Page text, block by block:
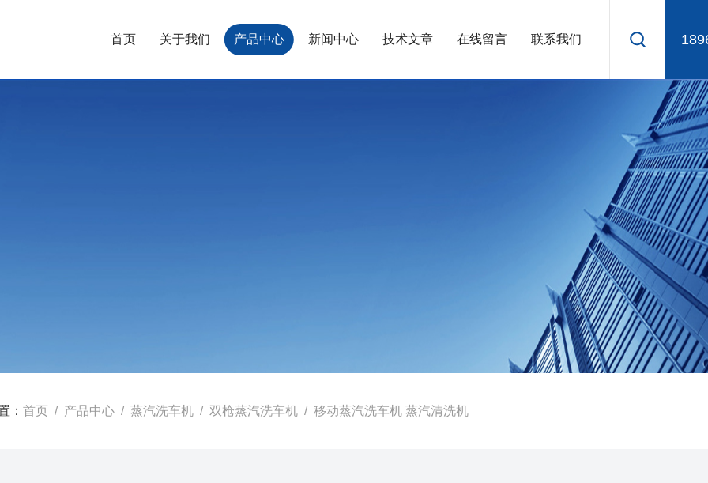
首页 关于我们 产品中心 新闻中心 技术文章 在线留言 联系我们
： 首页 / 产品中心 / 蒸汽洗车机 / 双枪蒸汽洗车机 / 移动蒸汽洗车机 蒸汽清洗机